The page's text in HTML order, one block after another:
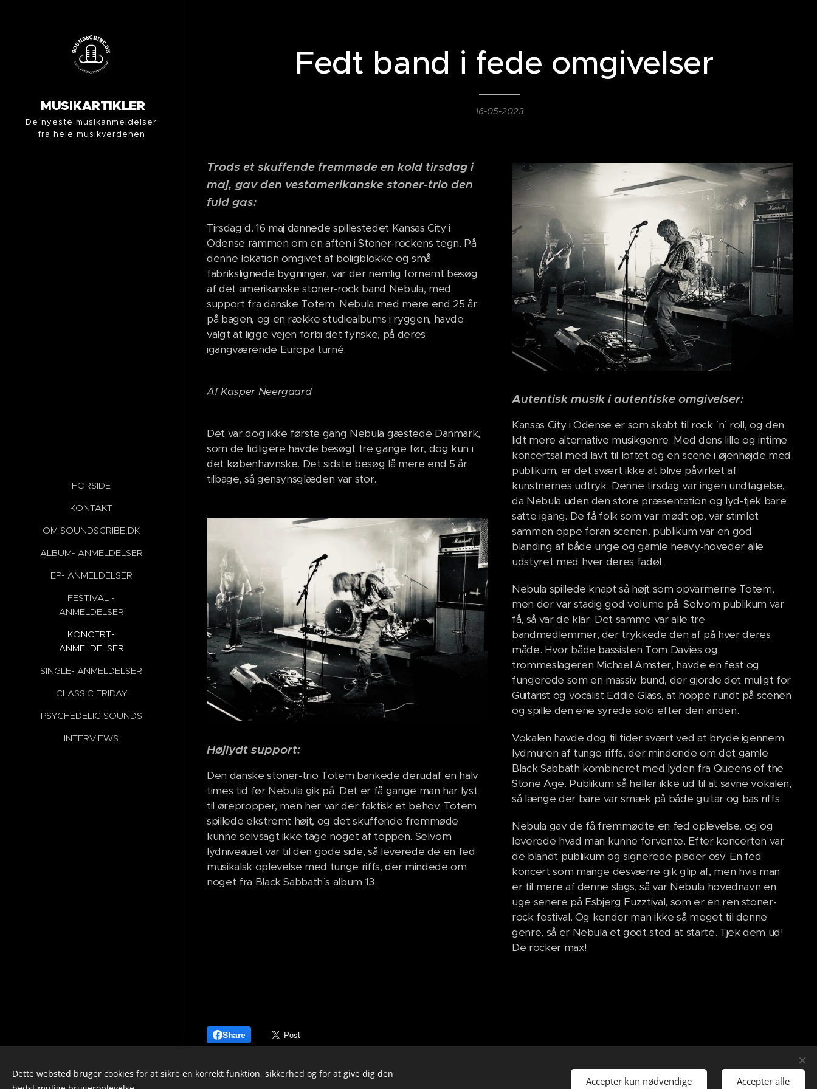
MUSIKARTIKLER
De nyeste musikanmeldelser
fra hele musikverdenen
FORSIDE
KONTAKT
OM SOUNDSCRIBE.DK
ALBUM- ANMELDELSER
EP- ANMELDELSER
FESTIVAL -
ANMELDELSER
KONCERT-
ANMELDELSER
SINGLE- ANMELDELSER
CLASSIC FRIDAY
PSYCHEDELIC SOUNDS
INTERVIEWS
Fedt band i fede omgivelser
16-05-2023
Trods et skuffende fremmøde en kold tirsdag i
maj, gav den vestamerikanske stoner-trio den
fuld gas:
Tirsdag d. 16 maj dannede spillestedet Kansas City i
Odense rammen om en aften i Stoner-rockens tegn. På
denne lokation omgivet af boligblokke og små
fabrikslignede bygninger, var der nemlig fornemt besøg
af det amerikanske stoner-rock band Nebula, med
support fra danske Totem. Nebula med mere end 25 år
på bagen, og en række studiealbums i ryggen, havde
valgt at ligge vejen forbi det fynske, på deres
igangværende Europa turné.
Af Kasper Neergaard
Det var dog ikke første gang Nebula gæstede Danmark,
som de tidligere havde besøgt tre gange før, dog kun i
det københavnske. Det sidste besøg lå mere end 5 år
tilbage, så gensynsglæden var stor.
Højlydt support:
Den danske stoner-trio Totem bankede derudaf en halv
times tid før Nebula gik på. Det er få gange man har lyst
til ørepropper, men her var der faktisk et behov. Totem
spillede ekstremt højt, og det skuffende fremmøde
kunne selvsagt ikke tage noget af toppen. Selvom
lydniveauet var til den gode side, så leverede de en fed
musikalsk oplevelse med tunge riffs, der mindede om
noget fra Black Sabbath´ s album 13.
Autentisk musik i autentiske omgivelser:
Kansas City i Odense er som skabt til rock ´ n´ roll, og den
lidt mere alternative musikgenre. Med dens lille og intime
koncertsal med lavt til loftet og en scene i øjenhøjde med
publikum, er det svært ikke at blive påvirket af
kunstnernes udtryk. Denne tirsdag var ingen undtagelse,
da Nebula uden den store præsentation og lyd-tjek bare
satte igang. De få folk som var mødt op, var stimlet
sammen oppe foran scenen. publikum var en god
blanding af både unge og gamle heavy-hoveder alle
udstyret med hver deres fadøl.
Nebula spillede knapt så højt som opvarmerne Totem,
men der var stadig god volume på. Selvom publikum var
få, så var de klar. Det samme var alle tre
bandmedlemmer, der trykkede den af på hver deres
måde. Hvor både bassisten Tom Davies og
trommeslageren Michael Amster, havde en fest og
fungerede som en massiv bund, der gjorde det muligt for
Guitarist og vocalist Eddie Glass, at hoppe rundt på scenen
og spille den ene syrede solo efter den anden.
Vokalen havde dog til tider svært ved at bryde igennem
lydmuren af tunge riffs, der mindende om det gamle
Black Sabbath kombineret med lyden fra Queens of the
Stone Age. Publikum så heller ikke ud til at savne vokalen,
så længe der bare var smæk på både guitar og bas riffs.
Nebula gav de få fremmødte en fed oplevelse, og og
leverede hvad man kunne forvente. Efter koncerten var
de blandt publikum og signerede plader osv. En fed
koncert som mange desværre gik glip af, men hvis man
er til mere af denne slags, så var Nebula hovednavn en
uge senere på Esbjerg Fuzztival, som er en ren stoner-
rock festival. Og kender man ikke så meget til denne
genre, så er Nebula et godt sted at starte. Tjek dem ud!
De rocker max!
Share
info@soundscribe.dk
Dette websted bruger cookies for at sikre en korrekt funktion, sikkerhed og for at give dig den
Accepter kun nødvendige Accepter alle